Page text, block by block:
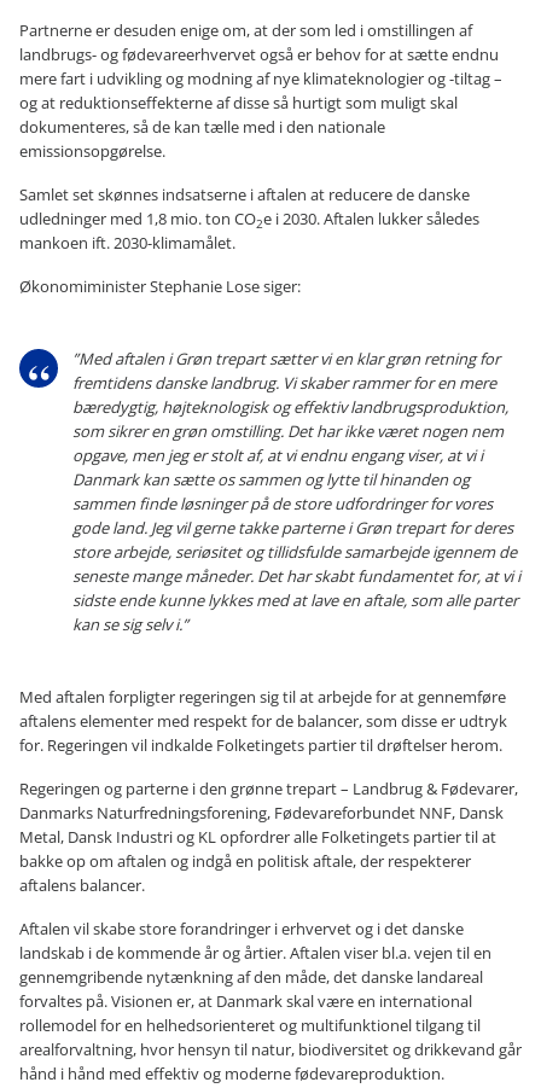
Partnerne er desuden enige om, at der som led i omstillingen af
landbrugs- og fødevareerhvervet også er behov for at sætte endnu
mere fart i udvikling og modning af nye klimateknologier og -tiltag –
og at reduktionseffekterne af disse så hurtigt som muligt skal
dokumenteres, så de kan tælle med i den nationale
emissionsopgørelse.
Samlet set skønnes indsatserne i aftalen at reducere de danske
udledninger med 1,8 mio. ton CO2e i 2030. Aftalen lukker således
mankoen ift. 2030-klimamålet.
Økonomiminister Stephanie Lose siger:
”Med aftalen i Grøn trepart sætter vi en klar grøn retning for
fremtidens danske landbrug. Vi skaber rammer for en mere
bæredygtig, højteknologisk og effektiv landbrugsproduktion,
som sikrer en grøn omstilling. Det har ikke været nogen nem
opgave, men jeg er stolt af, at vi endnu engang viser, at vi i
Danmark kan sætte os sammen og lytte til hinanden og
sammen finde løsninger på de store udfordringer for vores
gode land. Jeg vil gerne takke parterne i Grøn trepart for deres
store arbejde, seriøsitet og tillidsfulde samarbejde igennem de
seneste mange måneder. Det har skabt fundamentet for, at vi i
sidste ende kunne lykkes med at lave en aftale, som alle parter
kan se sig selv i.”
Med aftalen forpligter regeringen sig til at arbejde for at gennemføre
aftalens elementer med respekt for de balancer, som disse er udtryk
for. Regeringen vil indkalde Folketingets partier til drøftelser herom.
Regeringen og parterne i den grønne trepart – Landbrug & Fødevarer,
Danmarks Naturfredningsforening, Fødevareforbundet NNF, Dansk
Metal, Dansk Industri og KL opfordrer alle Folketingets partier til at
bakke op om aftalen og indgå en politisk aftale, der respekterer
aftalens balancer.
Aftalen vil skabe store forandringer i erhvervet og i det danske
landskab i de kommende år og årtier. Aftalen viser bl.a. vejen til en
gennemgribende nytænkning af den måde, det danske landareal
forvaltes på. Visionen er, at Danmark skal være en international
rollemodel for en helhedsorienteret og multifunktionel tilgang til
arealforvaltning, hvor hensyn til natur, biodiversitet og drikkevand går
hånd i hånd med effektiv og moderne fødevareproduktion.